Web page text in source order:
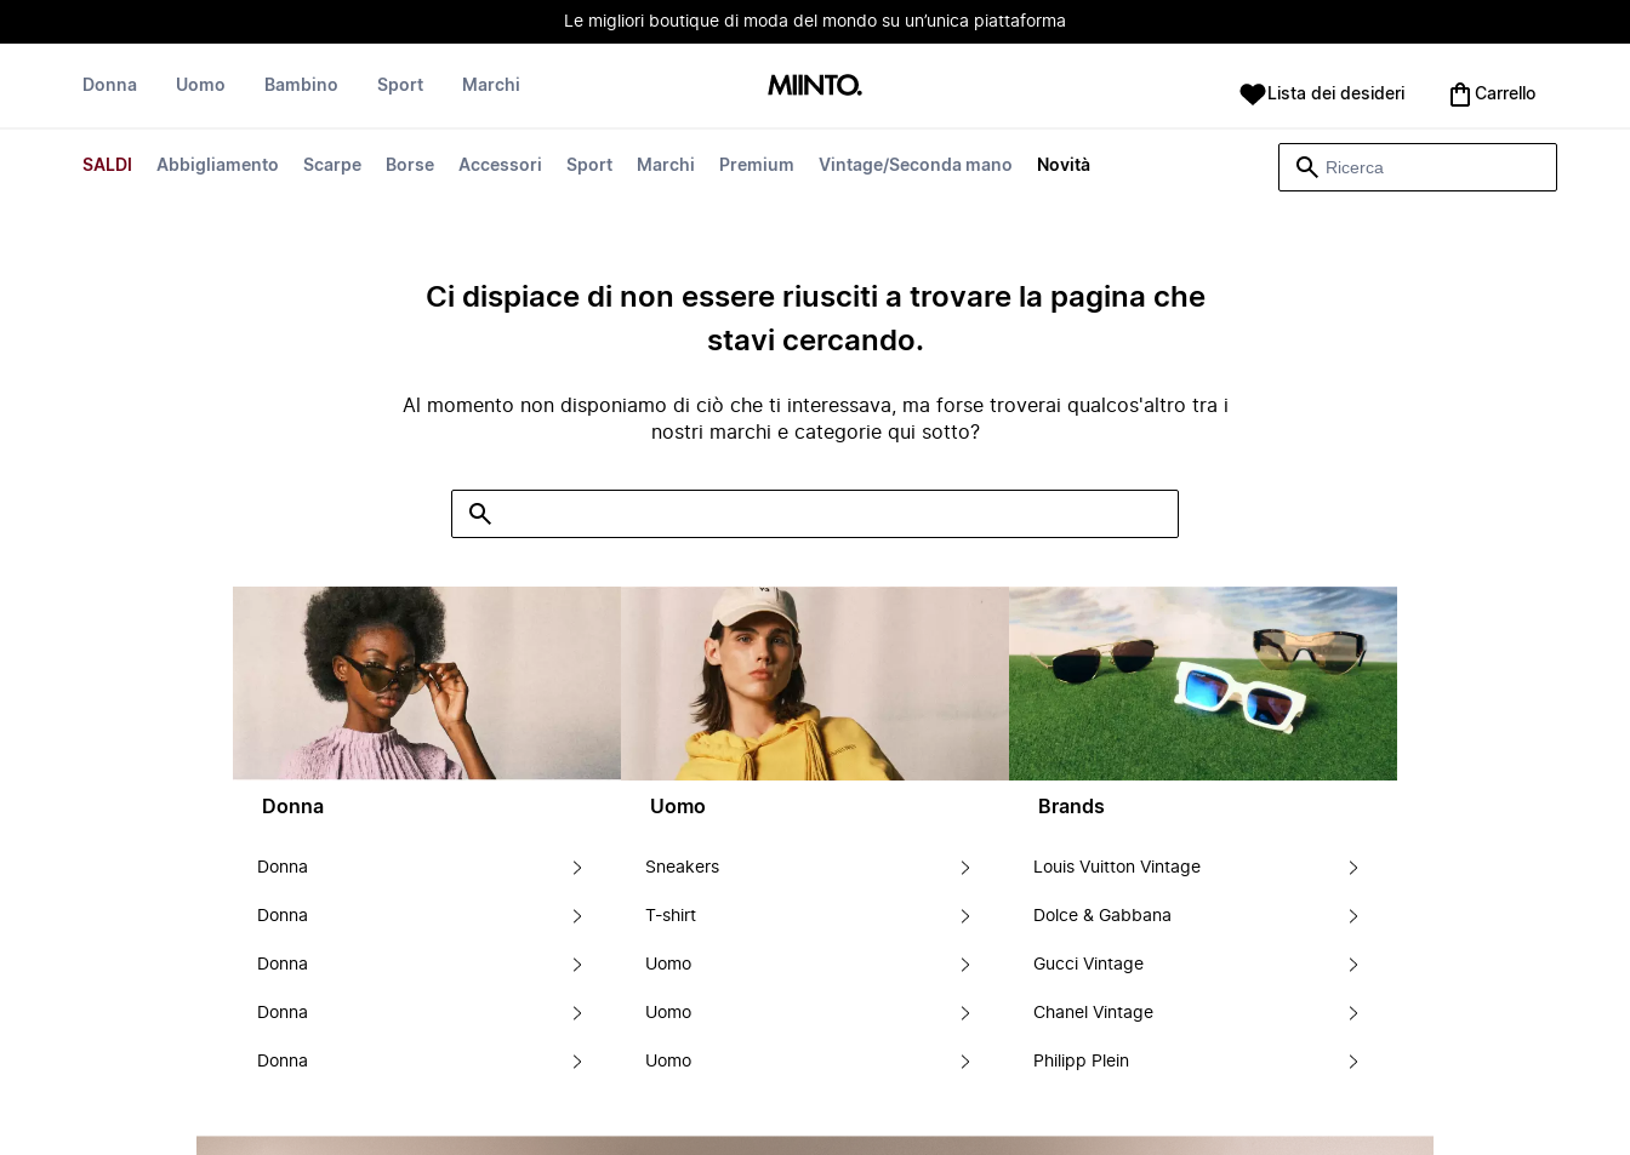
Le migliori boutique di moda del mondo su un’unica piattaforma
Donna
SALDI Abbigliamento Scarpe Borse Accessori Sport Marchi Premium Vintage/Seconda mano Novità
Uomo Bambino Sport Marchi Lista dei desideri Carrello
Ci dispiace di non essere riusciti a trovare la pagina che
stavi cercando.
Al momento non disponiamo di ciò che ti interessava, ma forse troverai qualcos'altro tra i
nostri marchi e categorie qui sotto?
Donna
Donna
Donna
Donna
Donna
Donna
Uomo
Sneakers
T-shirt
Uomo
Uomo
Uomo
Brands
Louis Vuitton Vintage
Dolce & Gabbana
Gucci Vintage
Chanel Vintage
Philipp Plein